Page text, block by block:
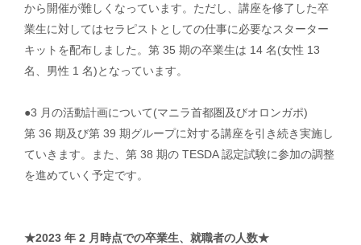
から開催が難しくなっています。ただし、講座を修了した卒
業生に対してはセラピストとしての仕事に必要なスターター
キットを配布しました。第 35 期の卒業生は 14 名(女性 13
名、男性 1 名)となっています。
●3 月の活動計画について(マニラ首都圏及びオロンガポ)
第 36 期及び第 39 期グループに対する講座を引き続き実施し
ていきます。また、第 38 期の TESDA 認定試験に参加の調整
を進めていく予定です。
★2023 年 2 月時点での卒業生、就職者の人数★